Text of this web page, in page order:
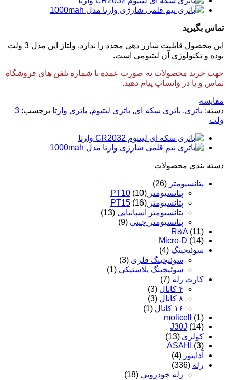
تماس بگیرید
این محصول قابلیت شارژ دهی مجدد را ندارد. ولتاژ این مدل
ولت
بوده و تکنولوژی آن لیتیومی است.
جهت خرید محصولات به صورت عمده با شماره تلفن های فروشگاه
تماس و یا در واتساپ پیام دهید.
مقایسه
دسته: باتری, باتری سکه ای, باتری لیتیوم, باتری وارتا برچسب: 3
ولت
دسته‌ بندی محصولات
پتانسیومتر (26)
پتانسیومتر PT10 (10)
پتانسیومتر PT15 (16)
پتانسیومتر اسپانیایی (13)
پتانسیومتر چینی (9)
R&A (11)
Micro-D (14)
سوئیچینگ (4)
سوئیچینگ فلزی (3)
سوئیچینگ پلاستیکی (1)
کارت رله (7)
۴ کانال
(3)
۸ کانال
(3)
۱۶ کانال
(1)
molicell
(1)
J30J (14)
کولری (13)
ASAHI
(3)
آداپتور (4)
رله (336)
رله خودرویی (18)